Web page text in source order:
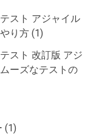
スト アジャイル
り方 (1)
スト 改訂版 アジ
ーズなテストの
(1)